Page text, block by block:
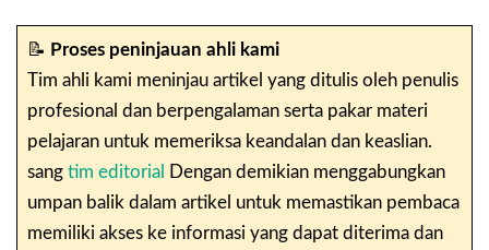
📝 Proses peninjauan ahli kami
Tim ahli kami meninjau artikel yang ditulis oleh penulis
profesional dan berpengalaman serta pakar materi
pelajaran untuk memeriksa keandalan dan keaslian.
sang tim editorial
Dengan demikian menggabungkan
umpan balik dalam artikel untuk memastikan pembaca
memiliki akses ke informasi yang dapat diterima dan